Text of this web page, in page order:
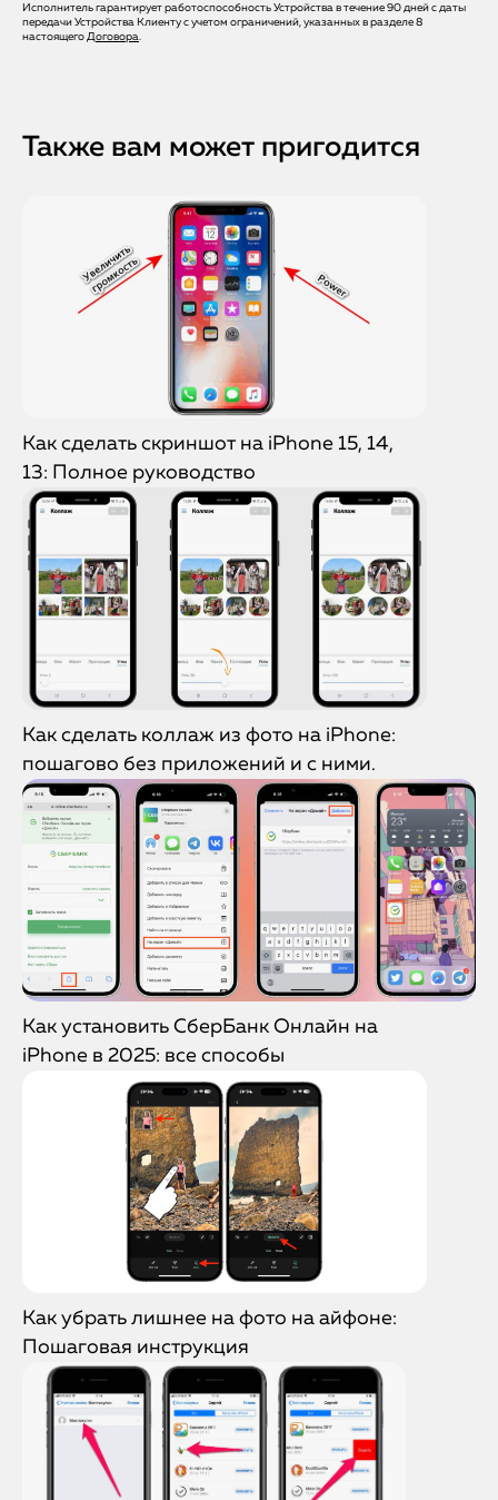
Да, сторонние приложения или сбой iOS могут влиять на
работу слухового динамика. Мастер проверяет и
Исполнитель гарантирует работоспособность Устройства в течение 90 дней с даты
передачи Устройства Клиенту с учетом ограничений, указанных в разделе 8
настоящего Договора.
Также вам может пригодится
Как сделать скриншот на iPhone 15, 14,
13: Полное руководство
Как сделать коллаж из фото на iPhone:
пошагово без приложений и с ними.
Как установить СберБанк Онлайн на
iPhone в 2025: все способы
Как убрать лишнее на фото на айфоне:
Пошаговая инструкция